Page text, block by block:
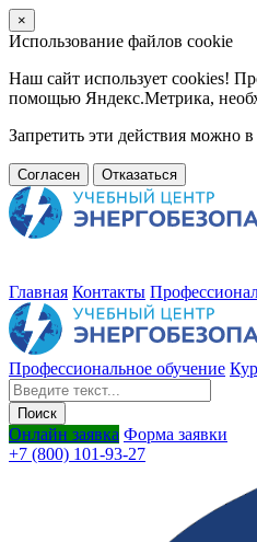
×
Использование файлов cookie
Наш сайт использует cookies!
помощью Яндекс.Метрика,
Запретить эти действия можно в
Согласен Отказаться
Главная Контакты
Профессиональное обучение
Онлайн заявка Форма заявки
+7 (800) 101-93-27